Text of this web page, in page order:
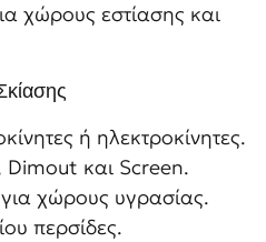
χώρους εστίασης και
ή ηλεκτροκίνητες.
και Screen.
χώρους υγρασίας.
περσίδες.